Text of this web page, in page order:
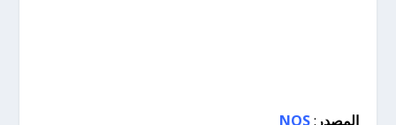
المصدر :
NOS